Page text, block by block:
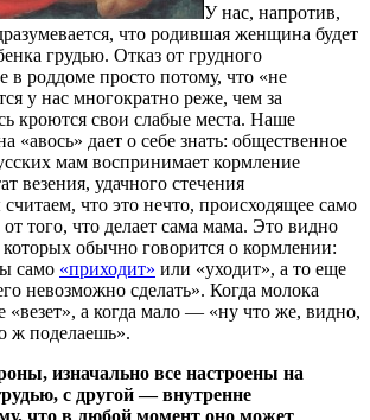
У нас, напротив,
что родившая женщина будет
грудью. Отказ от грудного
в роддоме просто потому, что «не
у нас многократно реже, чем за
кроются свои слабые места. Наше
«авось» дает о себе знать: общественное
мам воспринимает кормление
везения, удачного стечения
что это нечто, происходящее само
того, что делает сама мама. Это видно
обычно говорится о кормлении:
само «приходит» или «уходит», а то еще
невозможно сделать». Когда молока
а когда мало ― «ну что же, видно,
ж поделаешь».
изначально все настроены на
с другой ― внутренне
что в любой момент оно может